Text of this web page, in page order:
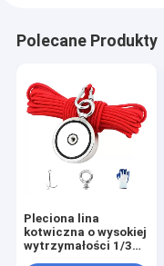
Polecane Produkty
Pleciona lina
kotwiczna o wysokiej
wytrzymałości 1/3